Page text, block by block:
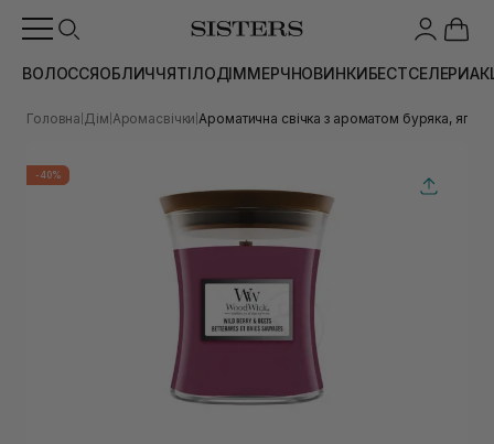
ВОЛОССЯОБЛИЧЧЯТІЛОДІММЕРЧНОВИНКИБЕСТСЕЛЕРИ
Головна Дім Аромасвічки Ароматична свічка з ароматом буряка, ягід
-40%